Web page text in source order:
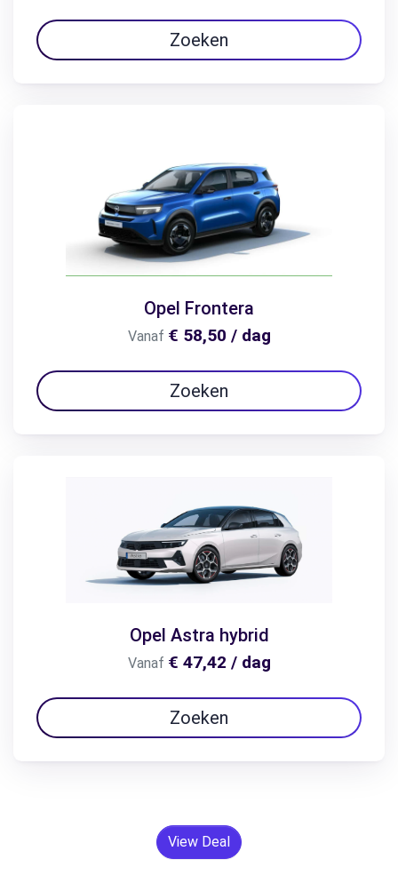
Zoeken
Opel Frontera
Vanaf € 58,50 / dag
Zoeken
Opel Astra hybrid
Vanaf € 47,42 / dag
Zoeken
View Deal